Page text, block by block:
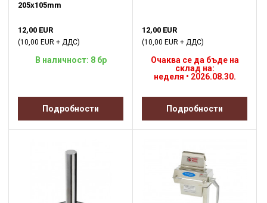
205x105mm
12,00 EUR
(10,00 EUR + ДДС)
В наличност: 8 бр
Подробности
12,00 EUR
(10,00 EUR + ДДС)
Очаква се да бъде на
склад на:
неделя • 2026.08.30.
Подробности